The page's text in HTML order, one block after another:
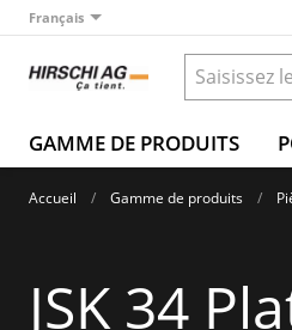
Français
GAMME DE PRODUITS
Accueil Gamme de produits
JSK 34